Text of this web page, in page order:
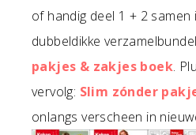
of handig deel 1 + 2 samen
dubbeldikke verzamelbundel
pakjes & zakjes boek.
vervolg: Slim zónder
onlangs verscheen in